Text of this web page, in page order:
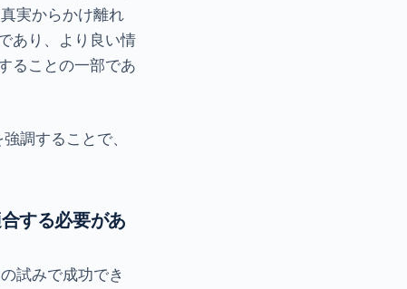
実からかけ離れ
あり、より良い情
ることの一部であ
調することで、
する必要があ
試みで成功でき